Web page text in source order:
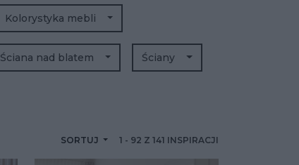
SORTUJ 1 - 92 Z 141 INSPIRACJI
Kolorystyka mebli
Ściana nad blatem Ściany